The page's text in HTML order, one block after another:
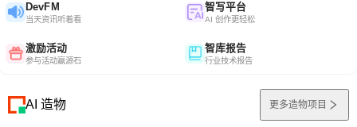
DevFM
当天资讯听着看
智写平台
AI 创作更轻松
激励活动
参与活动赢源石
智库报告
行业技术报告
AI 造物 更多造物项目